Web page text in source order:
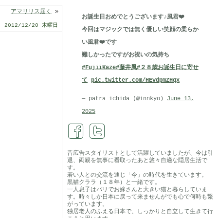
アマリリス届く »
2012/12/20 木曜日
お誕生日おめでとうございます♪風君❤️
今回はマジックでは無く優しい笑顔の柔らか
い風君❤️です
難しかったですがお祝いの気持ち
#FujiiKaze#藤井風#２８歳お誕生日に寄せ
て pic.twitter.com/HEvdpmZHqx
— patra ichida (@innkyo) June 13,
2025
昔広告スタイリストとして活躍していましたが、今は引
退、両親を無事に看取ったあと悠々自適な隠居生活で
す。
若い人との交流を通じ「今」の時代を生きています。
黒猫クララ（１８年）と一緒です。
一人息子はパリでお嫁さんと大きい猫と暮らしていま
す。時々しか日本に戻って来ませんがでも心で何時も繋
がっています。
独居老人のふえる日本で、しっかりと自立して生きて行